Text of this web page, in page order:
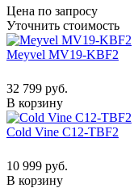
Цена по запросу
Уточнить стоимость
Meyvel MV19-KBF2
32 799 руб.
В корзину
Cold Vine C12-TBF2
10 999 руб.
В корзину